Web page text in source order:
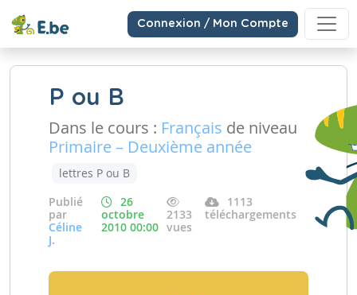
Connexion / Mon Compte
P ou B
Dans le cours : Français de niveau
Primaire – Deuxième année
lettres P ou B
Publié
par
Céline
J.
26
octobre
2010 00:00
2133
vues
1113
téléchargements